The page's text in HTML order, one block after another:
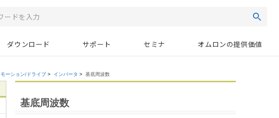
ダウンロード サポート セミナ オムロンの提供価値
モーション/ドライブ > インバータ > 基底周波数
基底周波数